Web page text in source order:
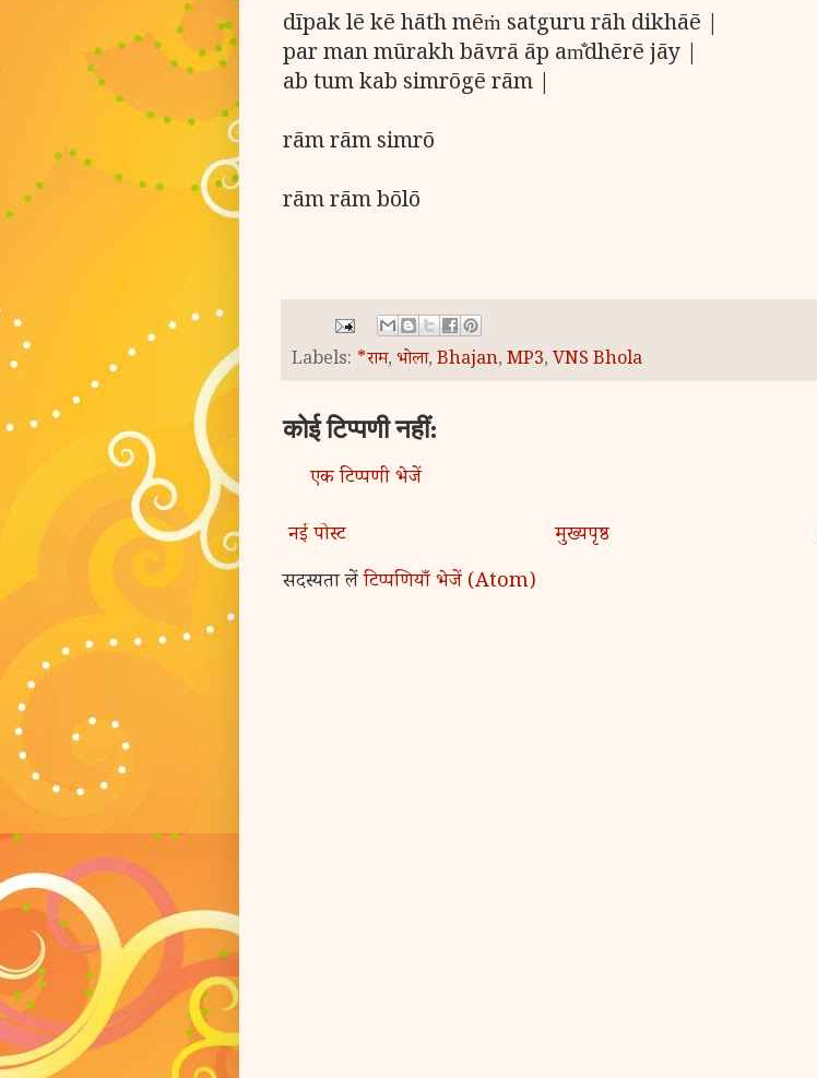
dīpak lē kē hāth mēṁ satguru rāh dikhāē |
par man mūrakh bāvrā āp am̐dhērē jāy |
ab tum kab simrōgē rām |
rām rām simrō
rām rām bōlō
Labels: *राम, भोला, Bhajan, MP3, VNS Bhola
कोई टिप्पणी नहीं:
एक टिप्पणी भेजें
नई पोस्ट
मुख्यपृष्ठ
सदस्यता लेंटिप्पणियाँ भेजें (Atom)